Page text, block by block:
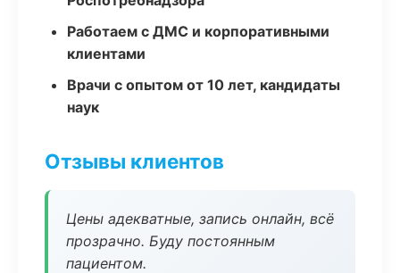
Работаем с ДМС и корпоративными
клиентами
Врачи с опытом от 10 лет, кандидаты
наук
Отзывы клиентов
Цены адекватные, запись онлайн, всё
прозрачно. Буду постоянным
пациентом.